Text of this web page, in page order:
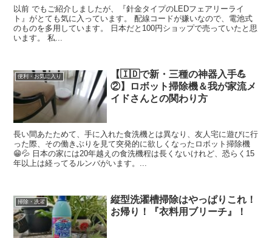
以前 でもご紹介しましたが、『針金タイプのLEDフェアリーライ
ト』がとても気に入っています。 配線コードが嫌いなので、電池式
のものを多用しています。 日本だと100円ショップで売っていたと思
います。 私...
便利・お気に入り
【🇮🇩で新・三種の神器入手💪
②】ロボット掃除機＆我が家流メ
イドさんとの関わり方
長い間あたためて、手に入れた食洗機とは異なり、友人宅に遊びに行
った際、その働きぶりを見て突発的に欲しくなったロボット掃除機
😁💦 日本の家には20年越えの食洗機程は長くないけれど、恐らく15
年以上は経ってるルンバがいます。...
掃除・洗濯
縦型洗濯槽掃除はやっぱりこれ！
お帰り！『衣料用ブリーチ』！